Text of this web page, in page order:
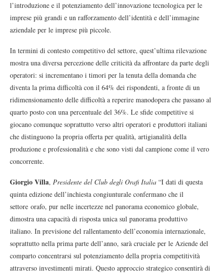
l’introduzione e il potenziamento dell’innovazione tecnologica per le
imprese più grandi e un rafforzamento dell’identità e dell’immagine
aziendale per le imprese più piccole.
In termini di contesto competitivo del settore, quest’ultima rilevazione
mostra una diversa percezione delle criticità da affrontare da parte degli
operatori: si incrementano i timori per la tenuta della domanda che
diventa la prima difficoltà con il 64% dei rispondenti, a fronte di un
ridimensionamento delle difficoltà a reperire manodopera che passano al
quarto posto con una percentuale del 36%. Le sfide competitive si
giocano comunque soprattutto verso altri operatori e produttori italiani
che distinguono la propria offerta per qualità, artigianalità della
produzione e professionalità e che sono visti dal campione come il vero
concorrente.
Giorgio Villa, Presidente del Club degli Orafi Italia “I dati di questa
quinta edizione dell’inchiesta congiunturale confermano che il
settore orafo, pur nelle incertezze nel panorama economico globale,
dimostra una capacità di risposta unica sul panorama produttivo
italiano. In previsione del rallentamento dell’economia internazionale,
soprattutto nella prima parte dell’anno, sarà cruciale per le Aziende del
comparto concentrarsi sul potenziamento della propria competitività
attraverso investimenti mirati. Questo approccio strategico consentirà di